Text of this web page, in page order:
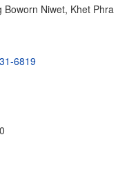
Niwet, Khet Phra
6819